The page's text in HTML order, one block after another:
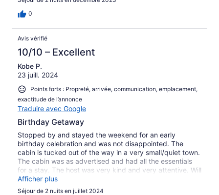
0
Avis vérifié
10/10 – Excellent
Kobe P.
23 juill. 2024
Points forts : Propreté, arrivée, communication, emplacement,
exactitude de l’annonce
Traduire avec Google
Birthday Getaway
Stopped by and stayed the weekend for an early
birthday celebration and was not disappointed. The
cabin is tucked out of the way in a very small/quiet town.
The cabin was as advertised and had all the essentials
for a stay. The host was very kind and very attentive. Will
be back soon :)
Afficher plus
Séjour de 2 nuits en juillet 2024